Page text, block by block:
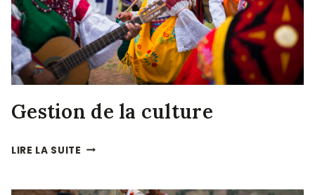
Gestion de la culture
LIRE LA SUITE GESTION